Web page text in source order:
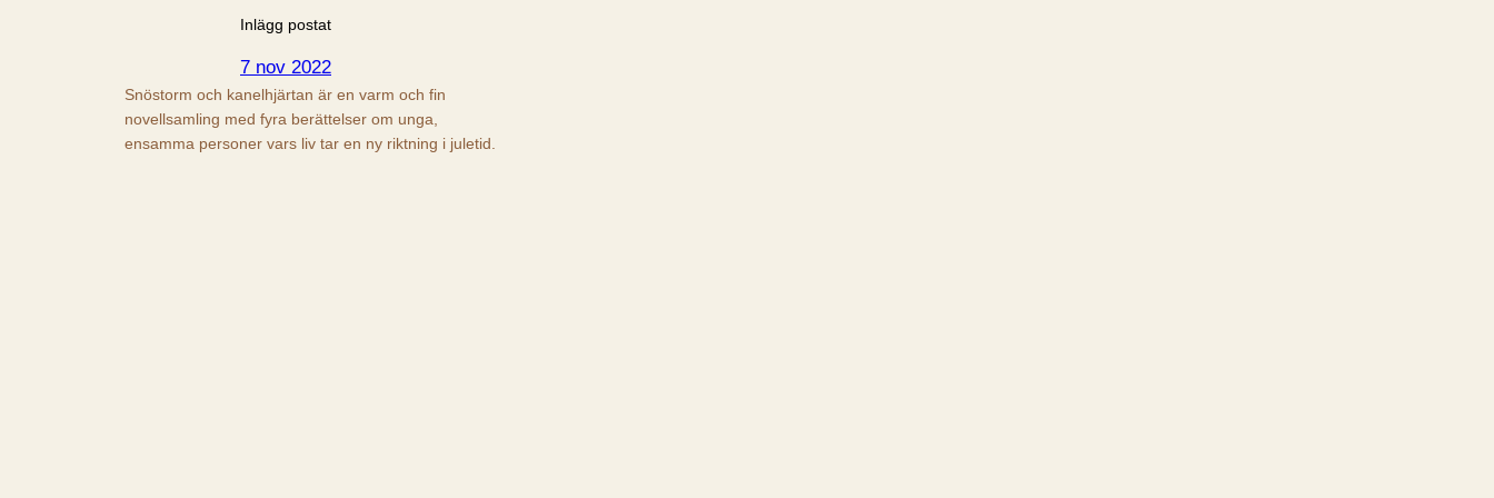
Inlägg postat
7 nov 2022
Snöstorm och kanelhjärtan är en varm och fin
novellsamling med fyra berättelser om unga,
ensamma personer vars liv tar en ny riktning i juletid.